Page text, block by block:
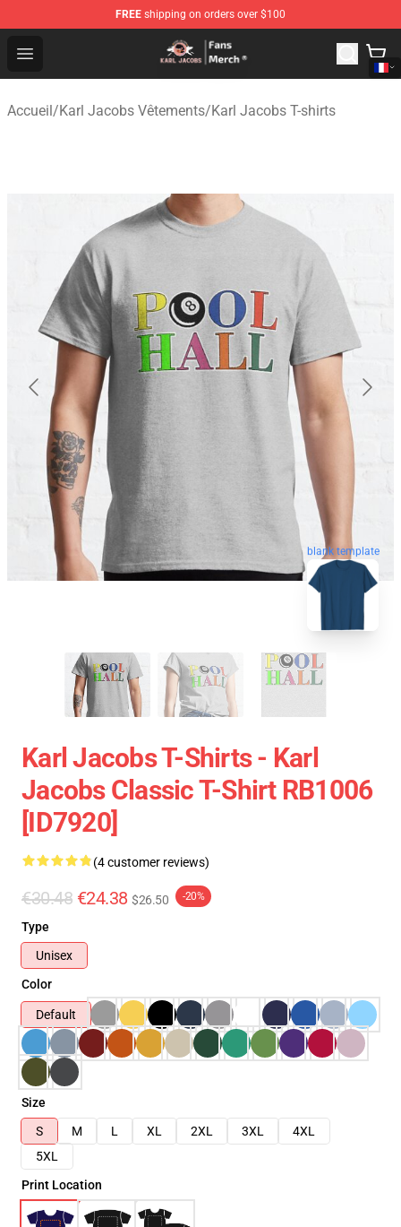
FREE shipping on orders over $100
Open menu
Karl Jacobs Store - Official Karl Jacobs Merchandise
Accueil/Karl Jacobs Vêtements/Karl Jacobs T-shirts
blank template
Karl Jacobs T-Shirts - Karl
Jacobs Classic T-Shirt RB1006
[ID7920]
(4 customer reviews)
€30.48 €24.38 $26.50 -20%
Type
Unisex
Color
Default
Size
S
M L XL 2XL 3XL
4XL
5XL
Print Location